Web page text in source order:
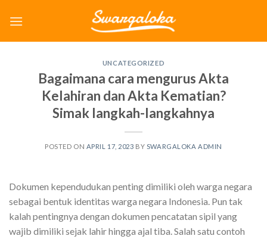
UNCATEGORIZED
Bagaimana cara mengurus Akta
Kelahiran dan Akta Kematian?
Simak langkah-langkahnya
POSTED ON APRIL 17, 2023 BY SWARGALOKA ADMIN
Dokumen kependudukan penting dimiliki oleh warga negara
sebagai bentuk identitas warga negara Indonesia. Pun tak
kalah pentingnya dengan dokumen pencatatan sipil yang
wajib dimiliki sejak lahir hingga ajal tiba. Salah satu contoh